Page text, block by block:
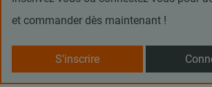
et commander dès maintenant !
S'inscrire